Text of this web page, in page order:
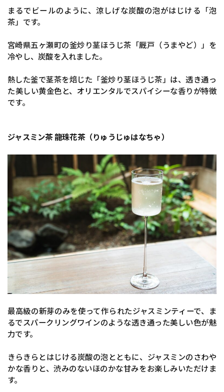
まるでビールのように、涼しげな炭酸の泡がはじける「泡
茶」です。
宮崎県五ヶ瀬町の釜炒り茎ほうじ茶「厩戸（うまやど）」を
冷やし、炭酸を入れました。
熱した釜で茎茶を焙じた「釜炒り茎ほうじ茶」は、透き通っ
た美しい黄金色と、オリエンタルでスパイシーな香りが特徴
です。
ジャスミン茶 龍珠花茶（りゅうじゅはなちゃ）
最高級の新芽のみを使って作られたジャスミンティーで、ま
るでスパークリングワインのような透き通った美しい色が魅
力です。
きらきらとはじける炭酸の泡とともに、ジャスミンのさわや
かな香りと、渋みのないほのかな甘みをお楽しみいただけま
す。